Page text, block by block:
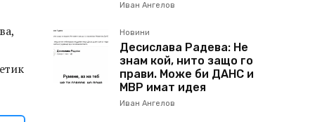
Иван Ангелов
Новини
Десислава Радева: Не
знам кой, нито защо го
прави. Може би ДАНС и
МВР имат идея
Иван Ангелов